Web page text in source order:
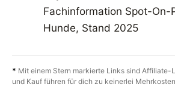
Fachinformation Spot-On-
Hunde, Stand 2025
* Mit einem Stern markierte Links sind Affiliate-
und Kauf führen für dich zu keinerlei